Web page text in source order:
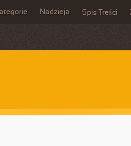
Nadzieja Spis Treści